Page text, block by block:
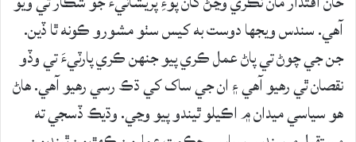
آهي. سندس ويجها دوست به کيس سٺو مشورو ڪونه ٿا ڏين.
جن جي چوڻ تي پاڻ عمل ڪري پيو جنهن ڪري پارٽيءَ تي وڏو
نقصان ٿي رهيو آهي ۽ ان جي ساک کي ڌڪ رسي رهيو آهي. هاڻ
هو سياسي ميدان ۾ اڪيلو ٿيندو پيو وڃي. وڌيڪ ڏسجي ته